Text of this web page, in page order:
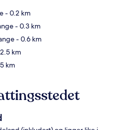
- 0.2 km
- 0.3 km
- 0.6 km
km
km